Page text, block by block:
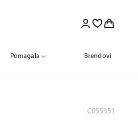
Pomagala Brendovi
C055351